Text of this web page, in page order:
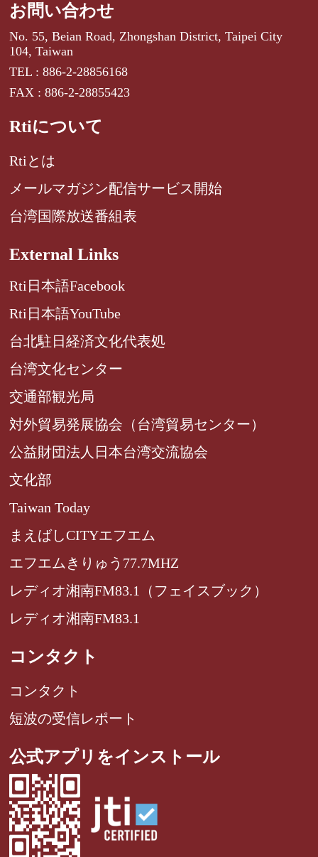
お問い合わせ
No. 55, Beian Road, Zhongshan District, Taipei City
104, Taiwan
TEL : 886-2-28856168
FAX : 886-2-28855423
Rtiについて
Rtiとは
メールマガジン配信サービス開始
台湾国際放送番組表
External Links
Rti日本語Facebook
Rti日本語YouTube
台北駐日経済文化代表処
台湾文化センター
交通部観光局
対外貿易発展協会（台湾貿易センター）
公益財団法人日本台湾交流協会
文化部
Taiwan Today
まえばしCITYエフエム
エフエムきりゅう77.7MHZ
レディオ湘南FM83.1（フェイスブック）
レディオ湘南FM83.1
コンタクト
コンタクト
短波の受信レポート
公式アプリをインストール